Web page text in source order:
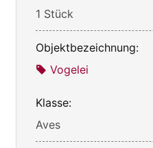
1 Stück
Objektbezeichnung:
Vogelei
Klasse:
Aves